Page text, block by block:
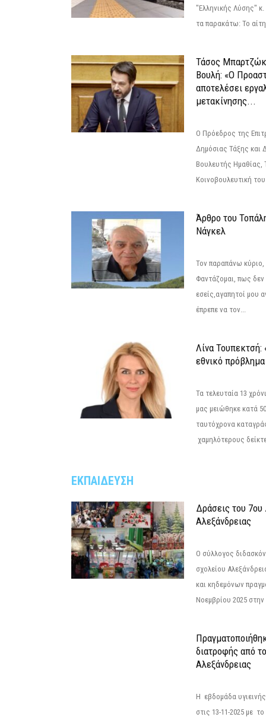
"Ελληνικής Λύσης"
τα παρακάτω: Το
Τάσος
Βουλή: «Ο
αποτελέσει
μετακίνησης...
Ο Πρόεδρος της
Δημόσιας Τάξης και
Βουλευτής
Κοινοβουλευτική
Άρθρο του
Νάγκελ
Τον παραπάνω
Φαντάζομαι, πως δεν
εσείς,αγαπητοί μου
έπρεπε να τον...
Λίνα Τουπεκτσή:
εθνικό πρόβλημα
Τα τελευταία 13
μας μειώθηκε κατά
ταυτόχρονα
χαμηλότερους
ΕΚΠΑΙΔΕΥΣΗ
Δράσεις του 7ου
Αλεξάνδρειας
Ο σύλλογος
σχολείου
και κηδεμόνων
Νοεμβρίου 2025
διατροφής από
Αλεξάνδρειας
Η εβδομάδα
στις 13-11-2025 με